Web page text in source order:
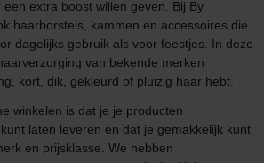
extra boost willen geven. Bij By
haarborstels, kammen en accessoires die
dagelijks gebruik als voor feestjes. In deze
van bekende merken
kort, dik, gekleurd of pluizig haar hebt.
winkelen is dat je je producten
laten leveren en dat je gemakkelijk kunt
en prijsklasse. We hebben